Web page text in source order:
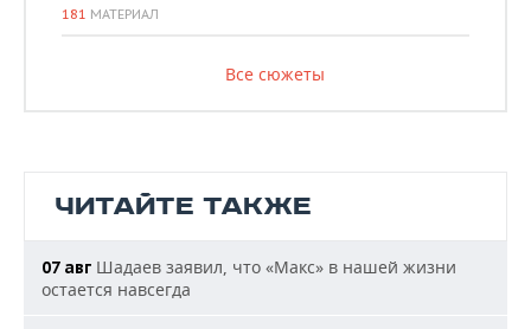
181 МАТЕРИАЛ
Все сюжеты
ЧИТАЙТЕ ТАКЖЕ
07 авг Шадаев заявил, что «Макс» в нашей жизни
остается навсегда